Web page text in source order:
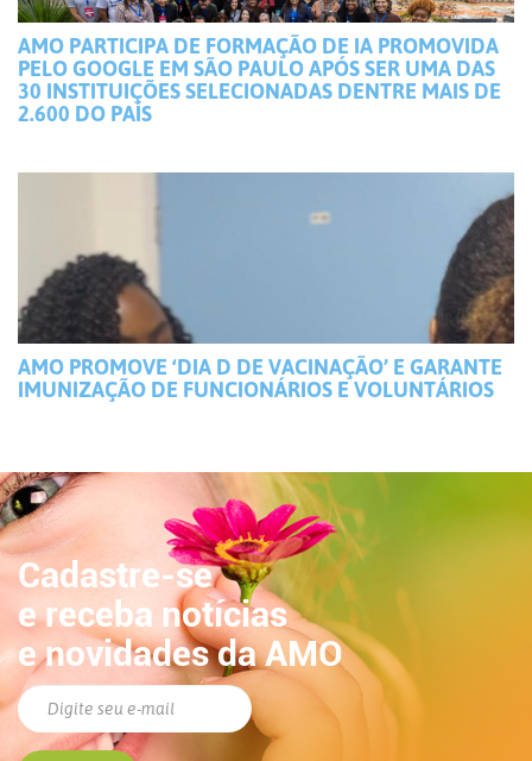
AMO PARTICIPA DE FORMAÇÃO DE IA PROMOVIDA
PELO GOOGLE EM SÃO PAULO APÓS SER UMA DAS
30 INSTITUIÇÕES SELECIONADAS DENTRE MAIS DE
2.600 DO PAÍS
AMO PROMOVE ‘DIA D DE VACINAÇÃO’ E GARANTE
IMUNIZAÇÃO DE FUNCIONÁRIOS E VOLUNTÁRIOS
Cadastre-se
e receba notícias
e novidades da AMO